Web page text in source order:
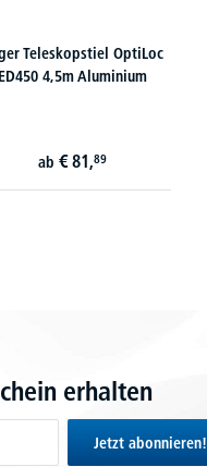
Teleskopstiel OptiLoc
ED450 4,5m Aluminium
ab € 81,89
erhalten
Jetzt abonnieren!